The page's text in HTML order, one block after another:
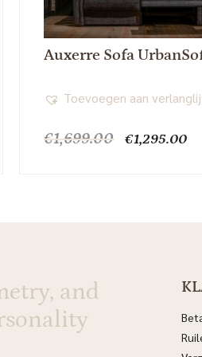
Auxerre Sofa
€1,699.00 €1,295.00
Toevoegen aan
and